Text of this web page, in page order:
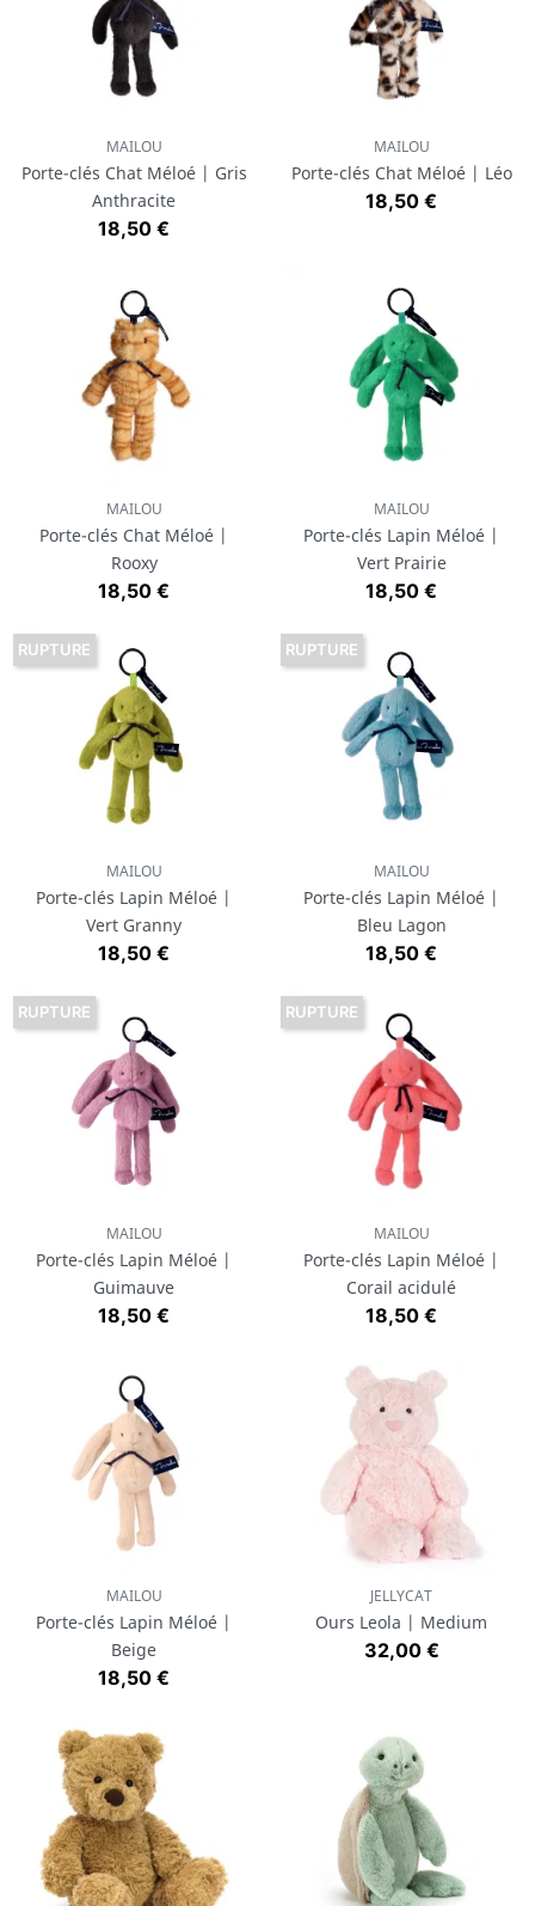
MAILOU
Porte-clés Chat Méloé | Gris
Anthracite
Prix
18,50 €
MAILOU
Porte-clés Chat Méloé | Léo
Prix
18,50 €
MAILOU
Porte-clés Chat Méloé |
Rooxy
Prix
18,50 €
MAILOU
Porte-clés Lapin Méloé |
Vert Prairie
Prix
18,50 €
MAILOU
Porte-clés Lapin Méloé |
Vert Granny
Prix
18,50 €
RUPTURE
MAILOU
Porte-clés Lapin Méloé |
Bleu Lagon
Prix
18,50 €
RUPTURE
MAILOU
Porte-clés Lapin Méloé |
Guimauve
Prix
18,50 €
RUPTURE
MAILOU
Porte-clés Lapin Méloé |
Corail acidulé
Prix
18,50 €
RUPTURE
MAILOU
Porte-clés Lapin Méloé |
Beige
Prix
18,50 €
JELLYCAT
Ours Leola | Medium
Prix
32,00 €